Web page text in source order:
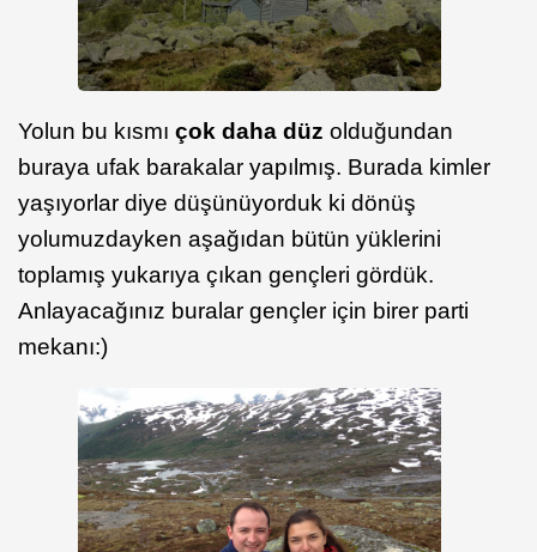
Yolun bu kısmı çok daha düz olduğundan
buraya ufak barakalar yapılmış. Burada kimler
yaşıyorlar diye düşünüyorduk ki dönüş
yolumuzdayken aşağıdan bütün yüklerini
toplamış yukarıya çıkan gençleri gördük.
Anlayacağınız buralar gençler için birer parti
mekanı:)